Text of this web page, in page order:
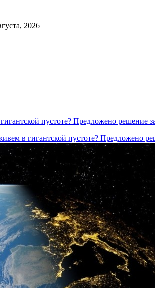
2026
пустоте? Предложено решение
в гигантской пустоте? Предложено